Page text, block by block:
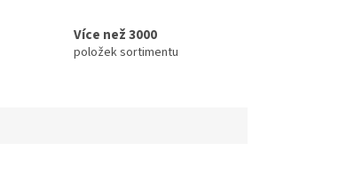
Více než 3000
položek sortimentu